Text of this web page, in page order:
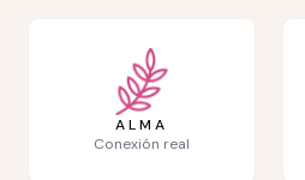
ALMA
Conexión real